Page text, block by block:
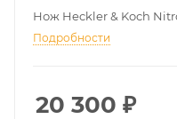
Нож Heckler & Koch
Подробности
20 300 ₽